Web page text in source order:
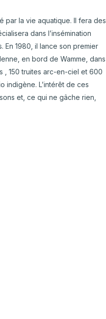
par la vie aquatique. Il fera des
dans l’insémination
En 1980, il lance son premier
en bord de Wamme, dans
, 150 truites arc-en-ciel et 600
indigène. L’intérêt de ces
et, ce qui ne gâche rien,